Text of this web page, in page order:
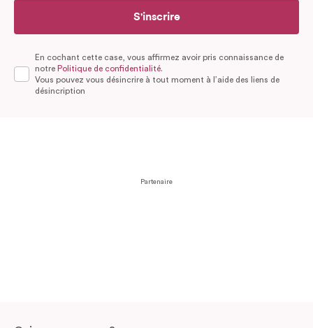
S'inscrire
En cochant cette case, vous affirmez avoir pris connaissance de
notre Politique de confidentialité.
Vous pouvez vous désincrire à tout moment à l’aide des liens de
désincription
Partenaire